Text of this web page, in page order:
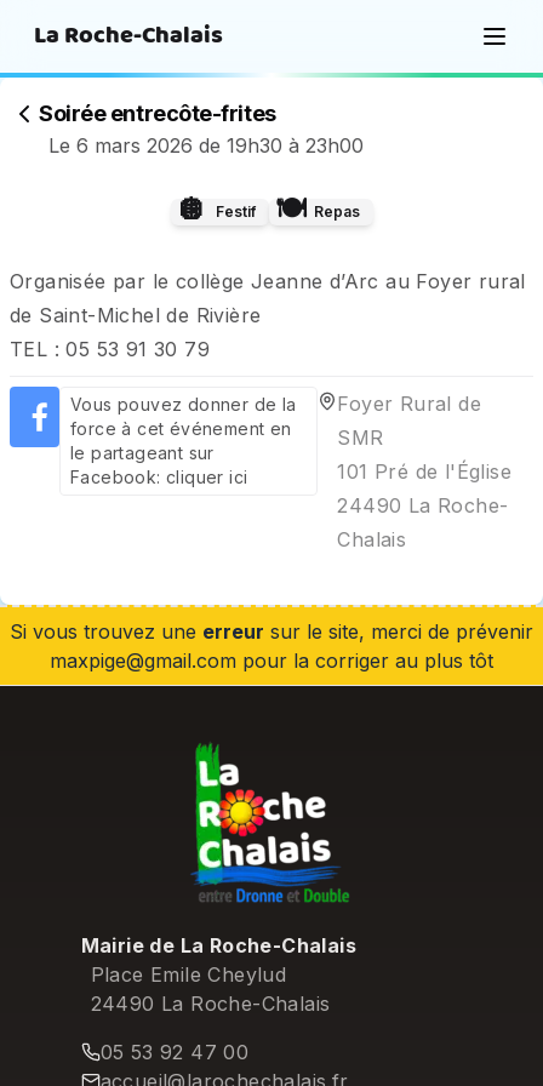
La Roche-Chalais
Soirée entrecôte-frites
Le 6 mars 2026 de 19h30 à 23h00
🪩 Festif 🍽️ Repas
Organisée par le collège Jeanne d’Arc au Foyer rural
de Saint-Michel de Rivière
TEL : 05 53 91 30 79
Vous pouvez donner de la
force à cet événement en
le partageant sur
Facebook: cliquer ici
Foyer Rural de
SMR
101 Pré de l'Église
24490 La Roche-
Chalais
Si vous trouvez une erreur sur le site, merci de prévenir
maxpige@gmail.com pour la corriger au plus tôt
Mairie de La Roche-Chalais
Place Emile Cheylud
24490 La Roche-Chalais
05 53 92 47 00
accueil@larochechalais.fr